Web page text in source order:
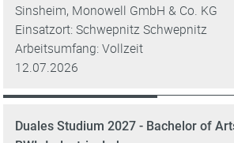
Sinsheim, Monowell GmbH & Co. KG
Einsatzort: Schwepnitz Schwepnitz
Arbeitsumfang: Vollzeit
12.07.2026
Duales Studium 2027 - Bachelor of